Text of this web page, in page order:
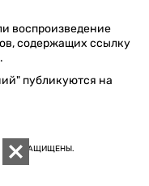
воспроизведение
содержащих ссылку
публикуются на
ЗАЩИЩЕНЫ.